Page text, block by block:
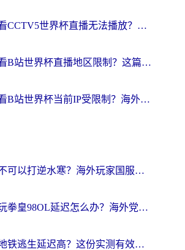
在海外看CCTV5世界杯直播无法播放？这篇指南让你和国内球迷同步呐喊
在韩国看B站世界杯直播地区限制？这篇指南让你告别“当前地区不可播放”
在越南看B站世界杯当前IP受限制？海外党体育观赛终极指南来了
国外可不可以打逆水寒？海外玩家国服畅玩终极指南（附漫威荒野乱斗加速方案）
在国外玩拳皇98OL延迟怎么办？海外党亲测有效的低延迟指南
国外打地铁逃生延迟高？这份实测有效的低延迟指南帮你吃鸡